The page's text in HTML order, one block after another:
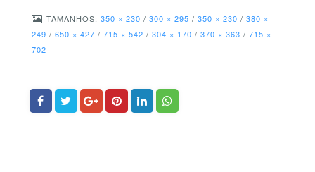
TAMANHOS: 350 × 230 / 300 × 295 / 350 × 230 / 380 ×
249 / 650 × 427 / 715 × 542 / 304 × 170 / 370 × 363 / 715 ×
702